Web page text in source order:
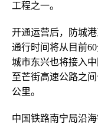
工程之一。
开通运营后，防城
通行时间将从目前
城市东兴也将接入
至芒街高速公路之
公里。
中国铁路南宁局沿